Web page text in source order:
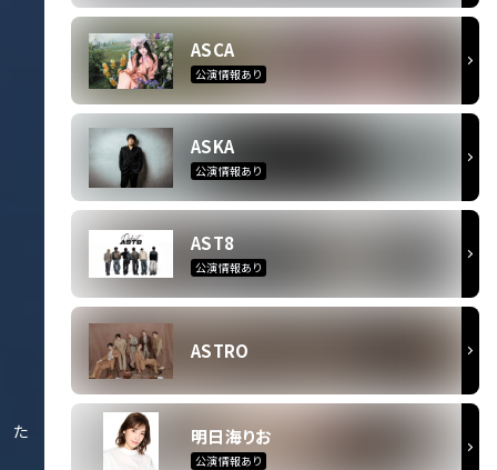
た
ASCA
公演情報あり
ASKA
公演情報あり
AST8
公演情報あり
ASTRO
明日海りお
公演情報あり